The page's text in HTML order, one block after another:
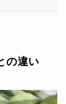
の違い